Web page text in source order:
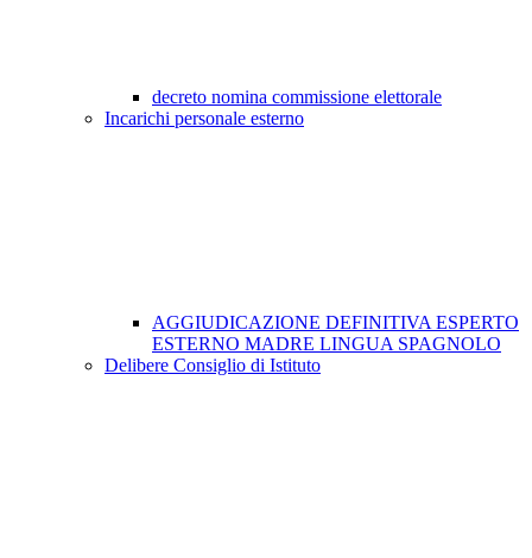
decreto nomina commissione elettorale
Incarichi personale esterno
AGGIUDICAZIONE DEFINITIVA ESPERTO
ESTERNO MADRE LINGUA SPAGNOLO
Delibere Consiglio di Istituto